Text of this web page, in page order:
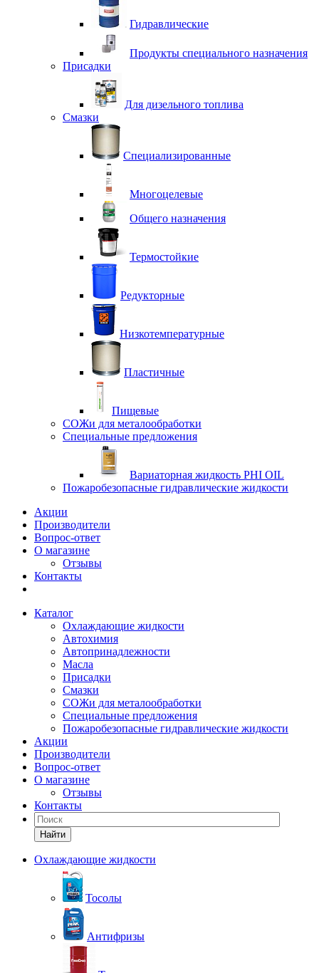
Гидравлические
Продукты специального назначения
Присадки
Для дизельного топлива
Смазки
Специализированные
Многоцелевые
Общего назначения
Термостойкие
Редукторные
Низкотемпературные
Пластичные
Пищевые
СОЖи для металообработки
Специальные предложения
Вариаторная жидкость PHI OIL
Пожаробезопасные гидравлические жидкости
Акции
Производители
Вопрос-ответ
О магазине
Отзывы
Контакты
Каталог
Охлаждающие жидкости
Автохимия
Автопринадлежности
Масла
Присадки
Смазки
СОЖи для металообработки
Специальные предложения
Пожаробезопасные гидравлические жидкости
Акции
Производители
Вопрос-ответ
О магазине
Отзывы
Контакты
Найти
Охлаждающие жидкости
Тосолы
Антифризы